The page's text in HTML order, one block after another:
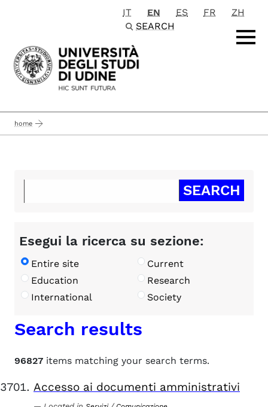
Passa al contenuto principale
IT EN ES FR
ZH
SEARCH
home
Esegui la ricerca su sezione:
Entire site
Current
Education
Research
International
Society
Search results
96827 items matching your search terms.
Accesso ai documenti amministrativi